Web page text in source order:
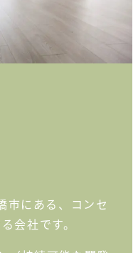
市にある、コンセ
会社です。